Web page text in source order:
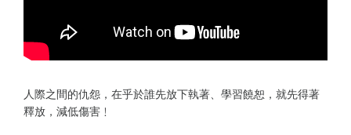
人際之間的仇怨，在乎於誰先放下執著、學習饒恕，就先得著
釋放，減低傷害﹗